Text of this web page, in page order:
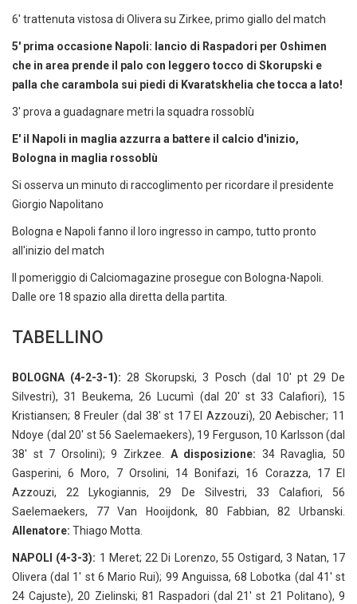
6' trattenuta vistosa di Olivera su Zirkee, primo giallo del match
5' prima occasione Napoli: lancio di Raspadori per Oshimen
che in area prende il palo con leggero tocco di Skorupski e
palla che carambola sui piedi di Kvaratskhelia che tocca a lato!
3' prova a guadagnare metri la squadra rossoblù
E' il Napoli in maglia azzurra a battere il calcio d'inizio,
Bologna in maglia rossoblù
Si osserva un minuto di raccoglimento per ricordare il presidente
Giorgio Napolitano
Bologna e Napoli fanno il loro ingresso in campo, tutto pronto
all'inizio del match
Il pomeriggio di Calciomagazine prosegue con Bologna-Napoli.
Dalle ore 18 spazio alla diretta della partita.
TABELLINO
BOLOGNA (4-2-3-1): 28 Skorupski, 3 Posch (dal 10' pt 29 De
Silvestri), 31 Beukema, 26 Lucumì (dal 20' st 33 Calafiori), 15
Kristiansen; 8 Freuler (dal 38' st 17 El Azzouzi), 20 Aebischer; 11
Ndoye (dal 20' st 56 Saelemaekers), 19 Ferguson, 10 Karlsson (dal
38' st 7 Orsolini); 9 Zirkzee. A disposizione: 34 Ravaglia, 50
Gasperini, 6 Moro, 7 Orsolini, 14 Bonifazi, 16 Corazza, 17 El
Azzouzi, 22 Lykogiannis, 29 De Silvestri, 33 Calafiori, 56
Saelemaekers, 77 Van Hooijdonk, 80 Fabbian, 82 Urbanski.
Allenatore: Thiago Motta.
NAPOLI (4-3-3): 1 Meret; 22 Di Lorenzo, 55 Ostigard, 3 Natan, 17
Olivera (dal 1' st 6 Mario Rui); 99 Anguissa, 68 Lobotka (dal 41' st
24 Cajuste), 20 Zielinski; 81 Raspadori (dal 21' st 21 Politano), 9